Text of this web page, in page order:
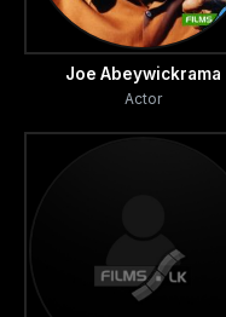
Joe Abeywickrama
Actor